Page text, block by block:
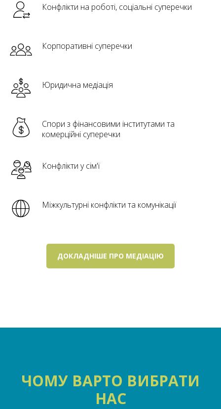
Конфлікти на роботі, соціальні суперечки
Корпоративні суперечки
Юридична медіація
Спори з фінансовими інститутами та
комерційні суперечки
Конфлікти у сім'ї
Міжкультурні конфлікти та комунікації
ДОКЛАДНІШЕ ПРО МЕДІАЦІЮ
ЧОМУ ВАРТО ВИБРАТИ
НАС